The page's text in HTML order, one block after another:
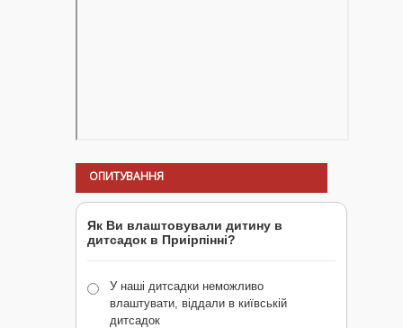
ОПИТУВАННЯ
Як Ви влаштовували дитину в
дитсадок в Приірпінні?
У наші дитсадки неможливо
влаштувати, віддали в київській
дитсадок